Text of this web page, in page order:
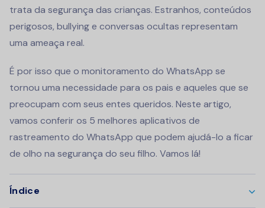
trata da segurança das crianças. Estranhos, conteúdos
perigosos, bullying e conversas ocultas representam
uma ameaça real.
É por isso que o monitoramento do WhatsApp se
tornou uma necessidade para os pais e aqueles que se
preocupam com seus entes queridos. Neste artigo,
vamos conferir os 5 melhores aplicativos de
rastreamento do WhatsApp que podem ajudá-lo a ficar
de olho na segurança do seu filho. Vamos lá!
Índice